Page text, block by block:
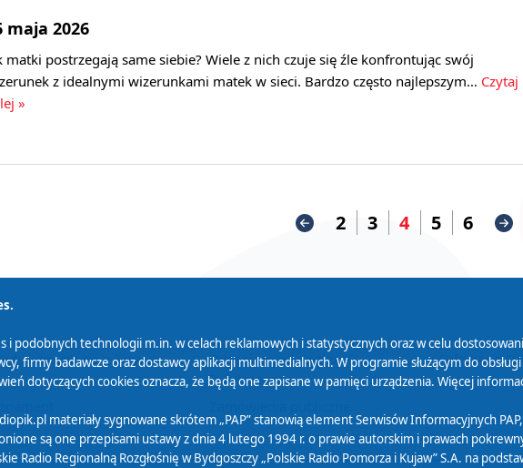
maja 2026
matki postrzegają same siebie? Wiele z nich czuje się źle konfrontując swój
z idealnymi wizerunkami matek w sieci. Bardzo często najlepszym… Czytaj
»
2 3 4 5 6
korzystania z Serwisu
Organizacje Pożytku
Publicznego
Cyfryzacja
i podobnych technologii m.in. w celach reklamowych i statystycznych oraz w celu
firmy badawcze oraz dostawcy aplikacji multimedialnych. W programie służącym do
dotyczących cookies oznacza, że będą one zapisane w pamięci urządzenia. Więcej
materiały sygnowane skrótem „PAP” stanowią element Serwisów Informacyjnych
są one przepisami ustawy z dnia 4 lutego 1994 r. o prawie autorskim i prawach
Radio Regionalną Rozgłośnię w Bydgoszczy „Polskie Radio Pomorza i Kujaw” S.A. na